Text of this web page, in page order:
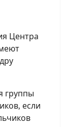
Центра
группы
если